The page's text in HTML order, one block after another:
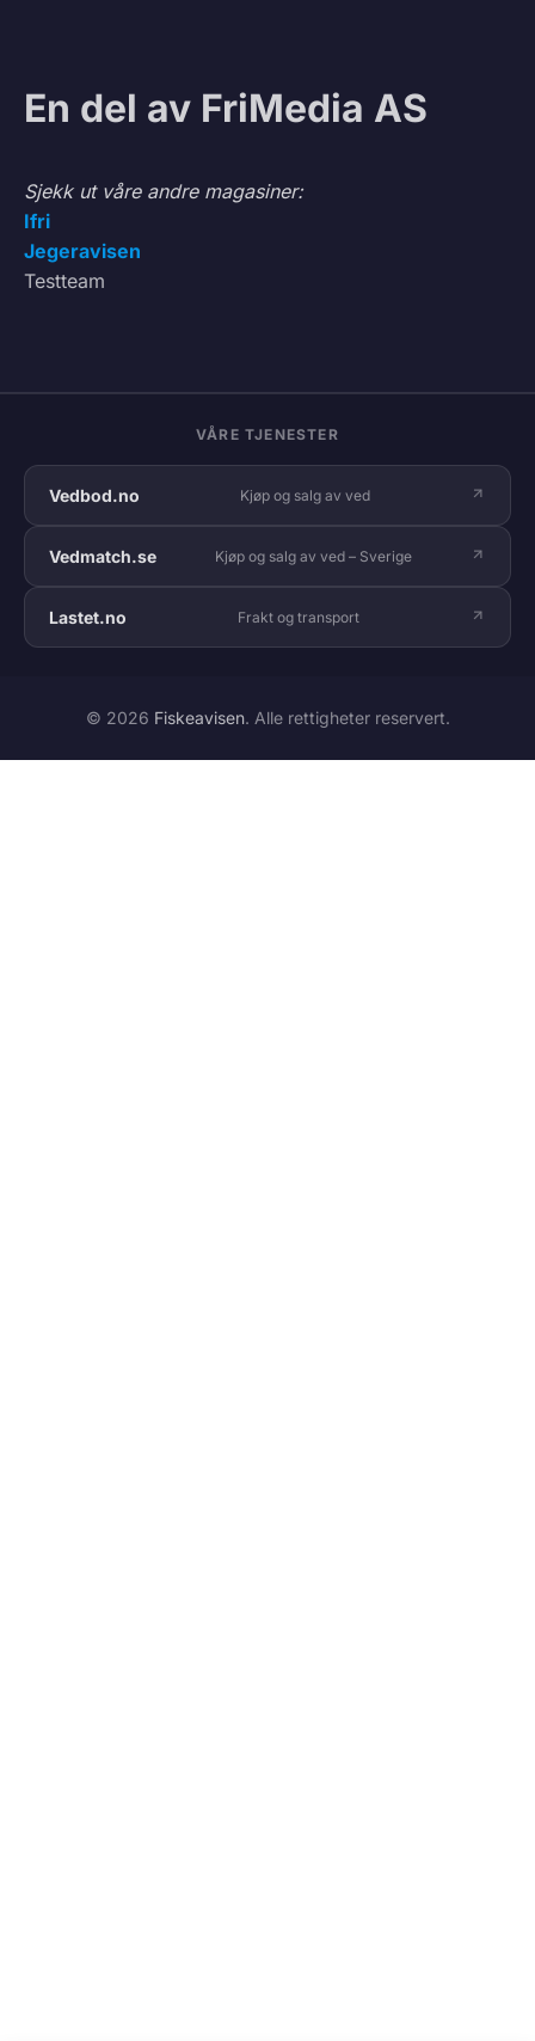
En del av FriMedia AS
Sjekk ut våre andre magasiner:
Ifri
Jegeravisen
Testteam
VÅRE TJENESTER
Vedbod.no Kjøp og salg av ved
Vedmatch.se Kjøp og salg av ved – Sverige
Lastet.no Frakt og transport
© 2026 Fiskeavisen. Alle rettigheter reservert.